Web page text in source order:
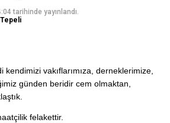
tarihinde yayınlandı.
kendimizi vakıflarımıza, derneklerimize,
günden beridir cem olmaktan,
felakettir.